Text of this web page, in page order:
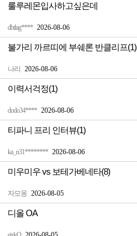
dbtlag**** 2026-08-06
룰루레몬입사하고싶은데
나리 2026-08-06
불가리 까르띠에 부쉐론 반클리프(1)
dodo34**** 2026-08-06
이력서걱정(1)
ka_n31******** 2026-08-06
티파니 프리 인터뷰(1)
자모옹 2026-08-05
미우미우 vs 보테가베네타(8)
디올 OA